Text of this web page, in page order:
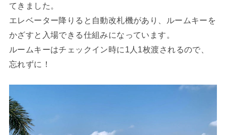
てきました。
エレベーター降りると自動改札機があり、ルームキーを
かざすと入場できる仕組みになっています。
ルームキーはチェックイン時に1人1枚渡されるので、
忘れずに！